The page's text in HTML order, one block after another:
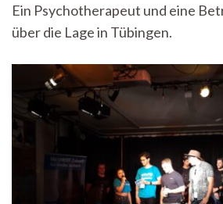
Ein Psychotherapeut und eine
über die Lage in Tübingen.